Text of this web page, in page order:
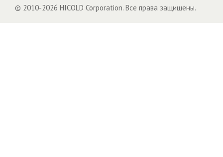
© 2010-2026 HICOLD Corporation. Все права защищены.